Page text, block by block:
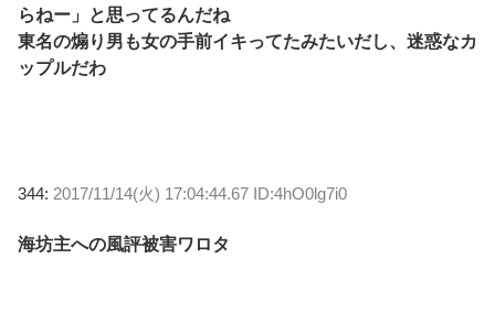
らねー」と思ってるんだね
東名の煽り男も女の手前イキってたみたいだし、迷惑なカ
ップルだわ
344: 2017/11/14(火) 17:04:44.67 ID:4hO0lg7i0
海坊主への風評被害ワロタ